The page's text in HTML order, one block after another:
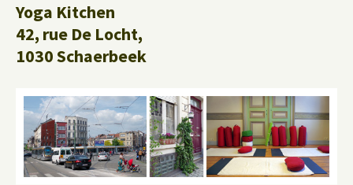
Yoga Kitchen
42, rue De Locht,
1030 Schaerbeek